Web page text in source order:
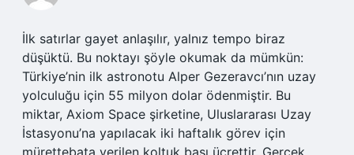
İlk satırlar gayet anlaşılır, yalnız tempo biraz
düşüktü. Bu noktayı şöyle okumak da mümkün:
Türkiye’nin ilk astronotu Alper Gezeravcı’nın uzay
yolculuğu için 55 milyon dolar ödenmiştir. Bu
miktar, Axiom Space şirketine, Uluslararası Uzay
İstasyonu’na yapılacak iki haftalık görev için
mürettebata verilen koltuk başı ücrettir. Gerçek